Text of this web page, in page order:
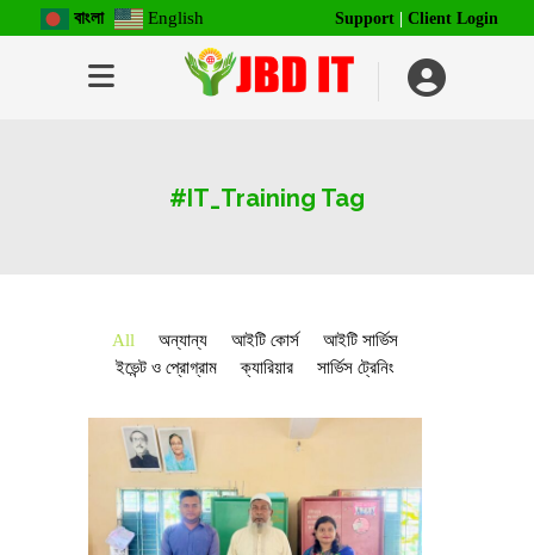
বাংলা English Support Client Login
#IT_Training Tag
All অন্যান্য আইটি কোর্স
আইটি সার্ভিস
ইভেন্ট ও প্রোগ্রাম
ক্যারিয়ার সার্ভিস ট্রেনিং